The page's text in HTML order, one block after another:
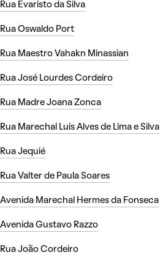
Rua Evaristo da Silva
Rua Oswaldo Port
Rua Maestro Vahakn Minassian
Rua José Lourdes Cordeiro
Rua Madre Joana Zonca
Rua Marechal Luís Alves de Lima e Silva
Rua Jequié
Rua Valter de Paula Soares
Avenida Marechal Hermes da Fonseca
Avenida Gustavo Razzo
Rua João Cordeiro